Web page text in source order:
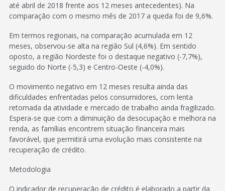
até abril de 2018 frente aos 12 meses antecedentes). Na
comparação com o mesmo mês de 2017 a queda foi de 9,6%.
Em termos regionais, na comparação acumulada em 12
meses, observou-se alta na região Sul (4,6%). Em sentido
oposto, a região Nordeste foi o destaque negativo (-7,7%),
seguido do Norte (-5,3) e Centro-Oeste (-4,0%).
O movimento negativo em 12 meses resulta ainda das
dificuldades enfrentadas pelos consumidores, com lenta
retomada da atividade e mercado de trabalho ainda fragilizado.
Espera-se que com a diminuição da desocupação e melhora na
renda, as famílias encontrem situação financeira mais
favorável, que permitirá uma evolução mais consistente na
recuperação de crédito.
Metodologia
O indicador de recuperação de crédito é elaborado a partir da